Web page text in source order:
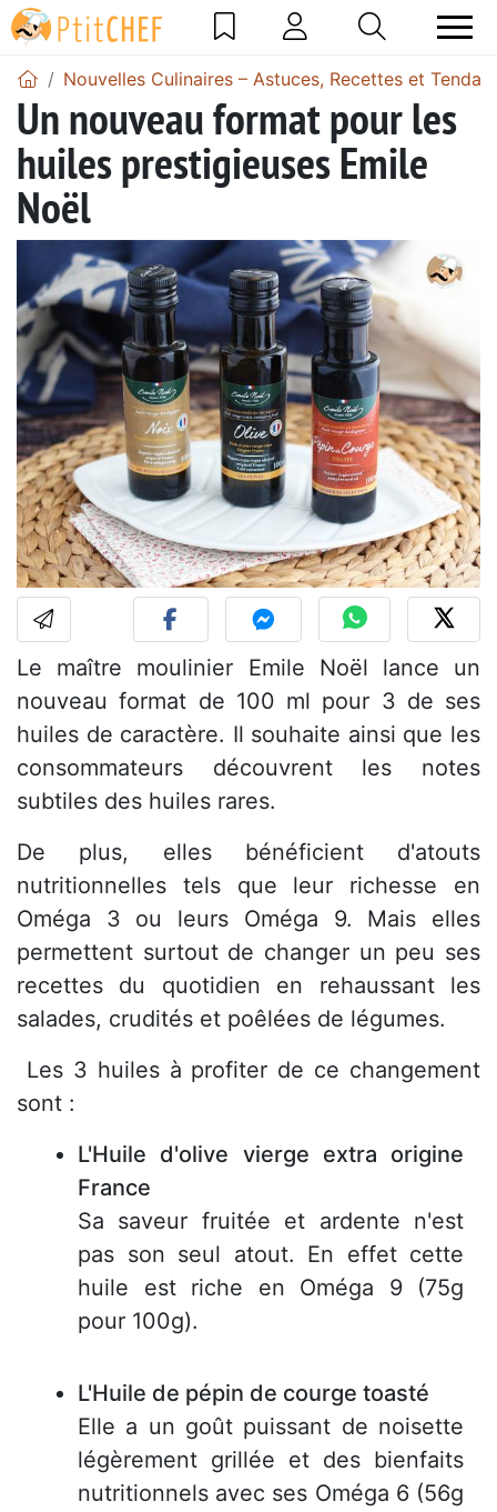
Nouvelles Culinaires – Astuces, Recettes et
Un nouveau format pour les
huiles prestigieuses Emile
Noël
Le maître moulinier Emile Noël lance un
nouveau format de 100 ml pour 3 de ses
huiles de caractère. Il souhaite ainsi que les
consommateurs découvrent les notes
subtiles des huiles rares.
De plus, elles bénéficient d'atouts
nutritionnelles tels que leur richesse en
Oméga 3 ou leurs Oméga 9. Mais elles
permettent surtout de changer un peu ses
recettes du quotidien en rehaussant les
salades, crudités et poêlées de légumes.
Les 3 huiles à profiter de ce changement
sont :
L'Huile d'olive vierge extra origine
France
Sa saveur fruitée et ardente n'est
pas son seul atout. En effet cette
huile est riche en Oméga 9 (75g
pour 100g).
L'Huile de pépin de courge toasté
Elle a un goût puissant de noisette
légèrement grillée et des bienfaits
nutritionnels avec ses Oméga 6 (56g